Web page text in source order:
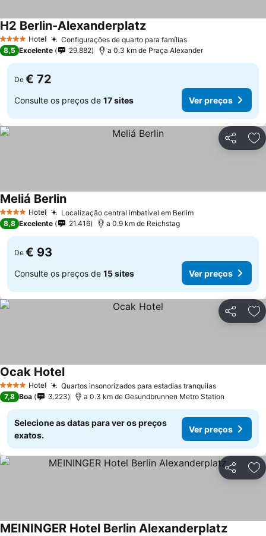
4 EstrelasHotel Configurações de quarto para famílias
H2 Berlin-Alexanderplatz
8,5 Excelente 29.882 a 0.3 km de Praça Alexander
De € 72
Consulte os preços de 17 sites Ver preços
Partilhar
4 EstrelasHotel Localização central imbatível em Berlim
Meliá Berlin
8,8 Excelente 21.416 a 0.9 km de Reichstag
De € 93
Consulte os preços de 15 sites Ver preços
Partilhar
4 EstrelasHotel Quartos insonorizados para estadias tranquilas
Ocak Hotel
7,8 Boa 3.223 a 0.3 km de Gesundbrunnen Metro Station
Selecione as datas para ver os preços
exatos.
Ver preços
Partilhar
MEININGER Hotel Berlin Alexanderplatz